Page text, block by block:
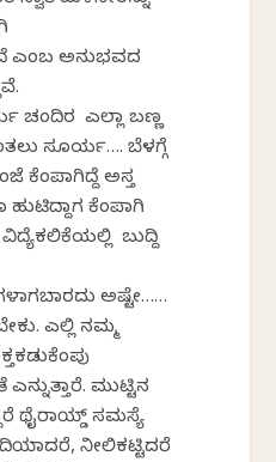
ಎಂಬ ಅನುಭವದ
ಚಂದಿರ ಎಲ್ಲಾ ಬಣ್ಣ
ಸೂರ್ಯ…. ಬೆಳಗ್ಗೆ
ಕೆಂಪಾಗಿದ್ದೆ ಅಸ್ತ
ಹುಟಿದ್ದಾಗ ಕೆಂಪಾಗಿ
ಬುದ್ದಿ
ಅಷ್ಟೇ……
ಎಲ್ಲಿ ನಮ್ಮ
ಮುಟ್ಟಿನ
ಥೈರಾಯ್ಡ್ ಸಮಸ್ಯೆ
ನೀಲಿಕಟ್ಟಿದರೆ